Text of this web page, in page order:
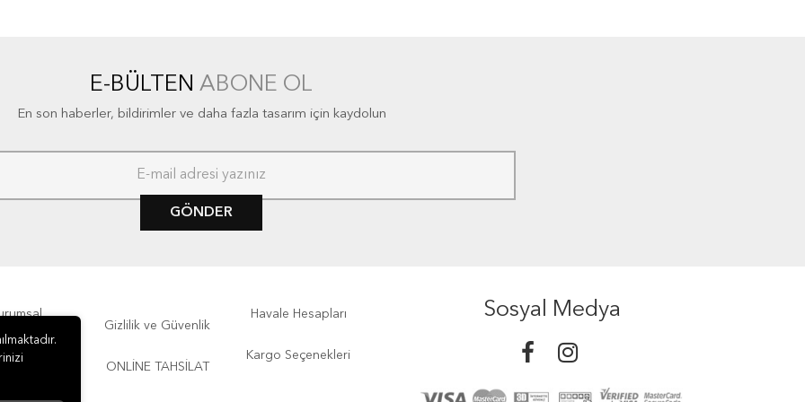
E-BÜLTEN ABONE OL
En son haberler, bildirimler ve daha fazla tasarım için kaydolun
GÖNDER
Gizlilik ve Güvenlik
ONLİNE TAHSİLAT
Havale Hesapları
Kargo Seçenekleri
Sosyal Medya